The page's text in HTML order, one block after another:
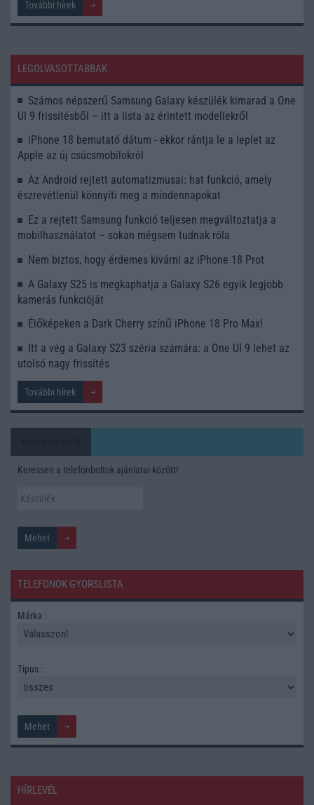
További hírek
LEGOLVASOTTABBAK
Számos népszerű Samsung Galaxy készülék kimarad a One
UI 9 frissítésből – itt a lista az érintett modellekről
iPhone 18 bemutató dátum - ekkor rántja le a leplet az
Apple az új csúcsmobilokról
Az Android rejtett automatizmusai: hat funkció, amely
észrevétlenül könnyíti meg a mindennapokat
Ez a rejtett Samsung funkció teljesen megváltoztatja a
mobilhasználatot – sokan mégsem tudnak róla
Nem biztos, hogy érdemes kivárni az iPhone 18 Prot
A Galaxy S25 is megkaphatja a Galaxy S26 egyik legjobb
kamerás funkcióját
Élőképeken a Dark Cherry színű iPhone 18 Pro Max!
Itt a vég a Galaxy S23 széria számára: a One UI 9 lehet az
utolsó nagy frissítés
További hírek
Keressen a telefonboltok ajánlatai között!
TELEFONOK GYORSLISTA
Márka :
Tipus :
HÍRLEVÉL